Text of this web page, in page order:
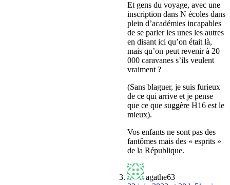
Et gens du voyage, avec une
inscription dans N écoles dans
plein d’académies incapables
de se parler les unes les autres
en disant ici qu’on était là,
mais qu’on peut revenir à 20
000 caravanes s’ils veulent
vraiment ?
(Sans blaguer, je suis furieux
de ce qui arrive et je pense
que ce que suggère H16 est le
mieux).
Vos enfants ne sont pas des
fantômes mais des « esprits »
de la République.
agathe63